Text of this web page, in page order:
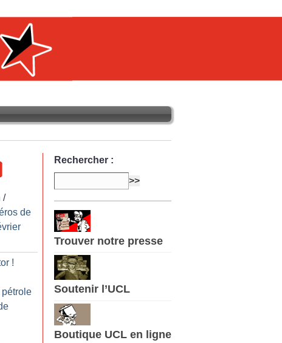
/
de
!
Rechercher :
Trouver notre presse
Soutenir l’UCL
Boutique UCL en ligne